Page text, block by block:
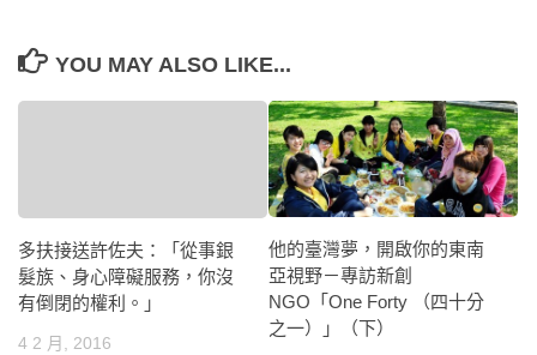
YOU MAY ALSO LIKE...
多扶接送許佐夫：「從事銀
髮族、身心障礙服務，你沒
有倒閉的權利。」
4 2 月, 2016
他的臺灣夢，開啟你的東南
亞視野－專訪新創
NGO「One Forty （四十分
之一）」（下）